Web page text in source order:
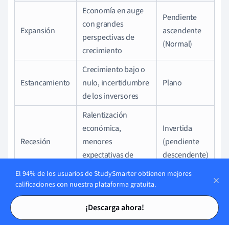
Tarjetas de estudio
Tarjetas de estudio
Expansión
Economía en auge
con grandes
perspectivas de
crecimiento
Pendiente
ascendente
(Normal)
Estancamiento
Crecimiento bajo o
nulo, incertidumbre
de los inversores
Plano
Recesión
Ralentización
económica,
menores
expectativas de
inflación futura
Invertida
(pendiente
descendente)
Como faro de las expectativas futuras, la curva de
rendimientos desempeña, por tanto, un papel crucial en
diversas circunstancias económicas, guiando a los
El 94% de los usuarios de StudySmarter obtienen mejores
calificaciones con nuestra plataforma gratuita.
¡Descarga ahora!